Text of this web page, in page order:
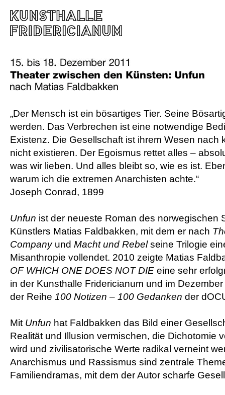
„Der Mensch ist ein bösartiges Tier. Seine
werden. Das Verbrechen ist eine notwendige
Existenz. Die Gesellschaft ist ihrem Wesen nach
nicht existieren. Der Egoismus rettet alles –
was wir lieben. Und alles bleibt so, wie es ist.
warum ich die extremen Anarchisten achte.“
Joseph Conrad, 1899
Unfun ist der neueste Roman des norwegischen
Künstlers Matias Faldbakken, mit dem er nach
Companyund Macht und Rebelseine Trilogie
Misanthropie vollendet. 2010 zeigte Matias
OF WHICH ONE DOES NOT DIE eine sehr
in der Kunsthalle Fridericianum und im
der Reihe 100 Notizen – 100 Gedanken der
Mit Unfun hat Faldbakken das Bild einer
Realität und Illusion vermischen, die Dichotomie
wird und zivilisatorische Werte radikal verneint
Anarchismus und Rassismus sind zentrale
Familiendramas, mit dem der Autor scharfe